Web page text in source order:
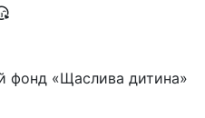
фонд «Щаслива дитина»